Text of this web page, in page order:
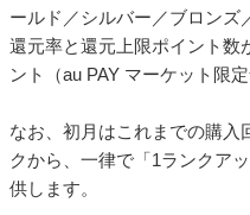
ールド／シルバー／ブロンズ
還元率と還元上限ポイント数
ント（au PAY マーケット限
なお、初月はこれまでの購入
クから、一律で「1ランクア
供します。